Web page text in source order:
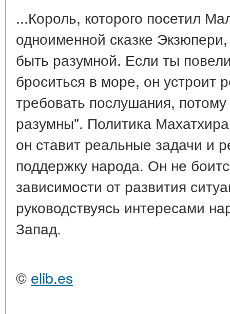
...Король, которого посетил
одноименной сказке
быть разумной. Если ты
броситься в море, он
требовать послушания,
разумны". Политика
он ставит реальные задачи и
поддержку народа. Он не
зависимости от развития
руководствуясь интересами
Запад.
© elib.es